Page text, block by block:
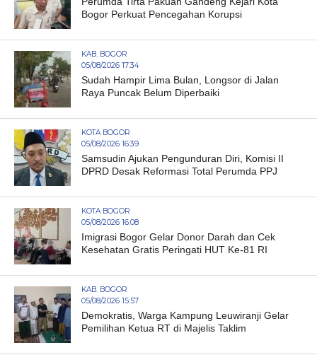
Bogor Perkuat Pencegahan Korupsi
KAB. BOGOR
05/08/2026 17:34
Sudah Hampir Lima Bulan, Longsor di Jalan
Raya Puncak Belum Diperbaiki
KOTA BOGOR
05/08/2026 16:39
Samsudin Ajukan Pengunduran Diri, Komisi II
DPRD Desak Reformasi Total Perumda PPJ
KOTA BOGOR
05/08/2026 16:08
Imigrasi Bogor Gelar Donor Darah dan Cek
Kesehatan Gratis Peringati HUT Ke-81 RI
KAB. BOGOR
05/08/2026 15:57
Demokratis, Warga Kampung Leuwiranji Gelar
Pemilihan Ketua RT di Majelis Taklim